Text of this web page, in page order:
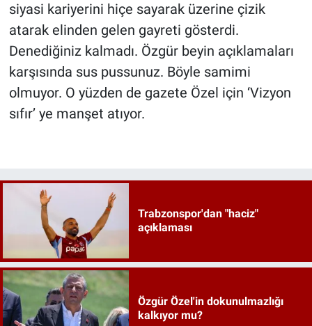
siyasi kariyerini hiçe sayarak üzerine çizik
atarak elinden gelen gayreti gösterdi.
Denediğiniz kalmadı. Özgür beyin açıklamaları
karşısında sus pussunuz. Böyle samimi
olmuyor. O yüzden de gazete Özel için ‘Vizyon
sıfır’ ye manşet atıyor.
Trabzonspor'dan "haciz"
açıklaması
Özgür Özel'in dokunulmazlığı
kalkıyor mu?